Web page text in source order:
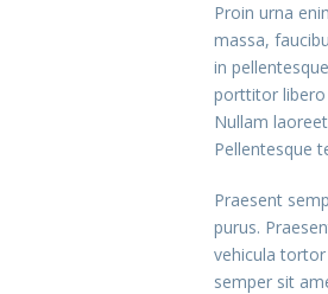
Proin urna
massa,
in
porttitor libero
Nullam
Pellentesque
Praesent
purus.
vehicula
semper sit